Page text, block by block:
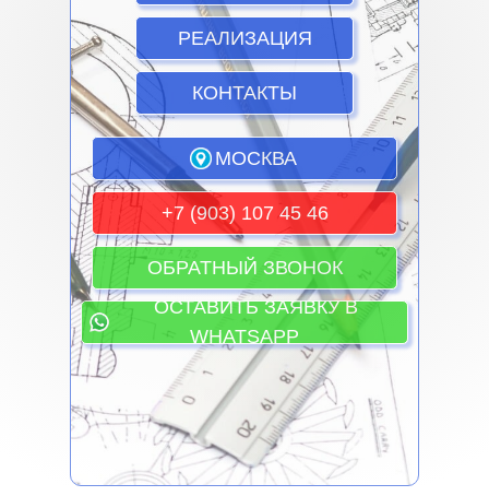
КОНТАКТЫ
РЕАЛИЗАЦИЯ
ОСТАВИТЬ ЗАЯВКУ В
WHATSAPP
ОБРАТНЫЙ ЗВОНОК
+7 (903) 107 45 46
МОСКВА